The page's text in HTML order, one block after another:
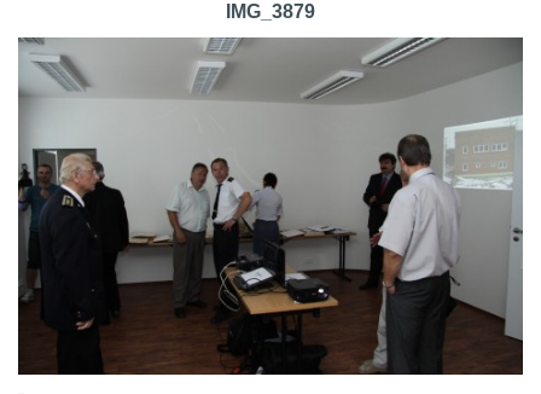
IMG_3879